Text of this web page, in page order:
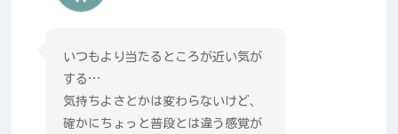
いつもより当たるところが近い気が
する…
気持ちよさとかは変わらないけど、
確かにちょっと普段とは違う感覚が